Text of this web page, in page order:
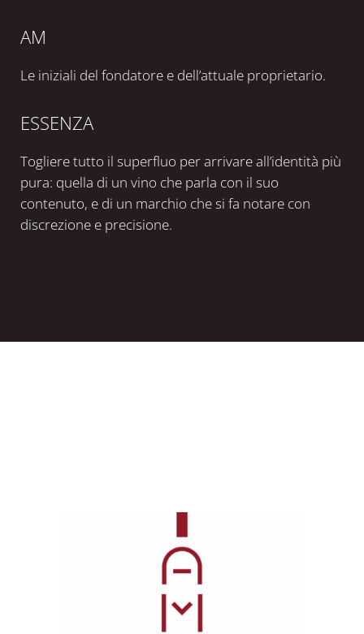
AM
Le iniziali del fondatore e dell’attuale proprietario.
ESSENZA
Togliere tutto il superfluo per arrivare all’identità più
pura: quella di un vino che parla con il suo
contenuto, e di un marchio che si fa notare con
discrezione e precisione.